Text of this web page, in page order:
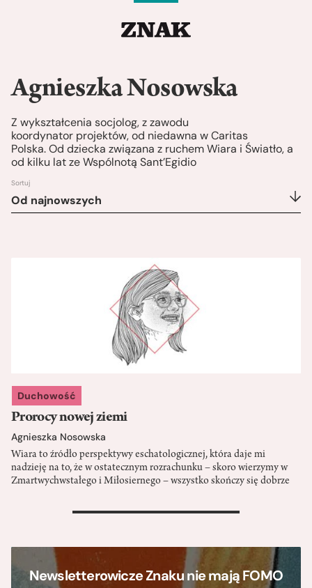
Agnieszka Nosowska
Z wykształcenia socjolog, z zawodu
koordynator projektów, od niedawna w Caritas
Polska. Od dziecka związana z ruchem Wiara i Światło, a
od kilku lat ze Wspólnotą Sant’Egidio
Sortuj
Od najnowszych
Duchowość
Prorocy nowej ziemi
Agnieszka Nosowska
Wiara to źródło perspektywy eschatologicznej, która daje mi
nadzieję na to, że w ostatecznym rozrachunku – skoro wierzymy w
Zmartwychwstałego i Miłosiernego – wszystko skończy się dobrze
>
Newsletterowicze Znaku nie mają FOMO